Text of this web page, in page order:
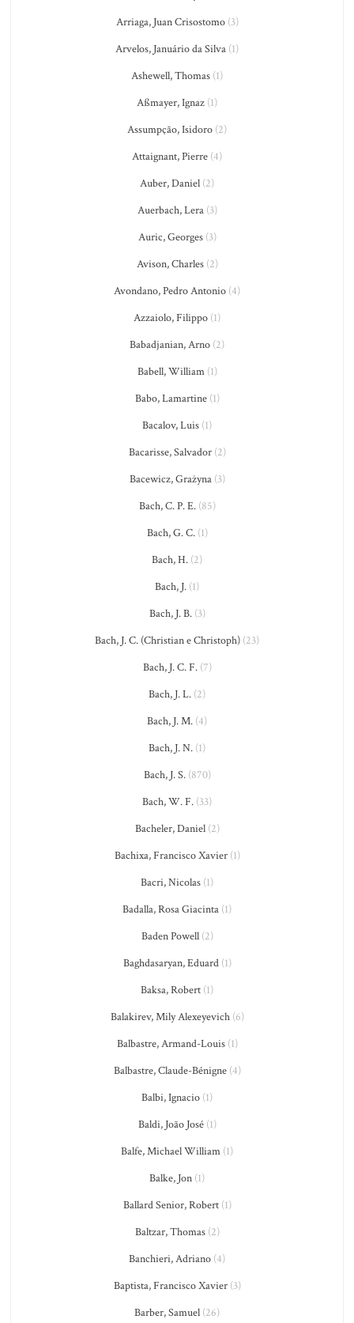
Arriaga, Juan Crisostomo(3)
Arvelos, Januário da Silva (1)
Ashewell, Thomas (1)
Aßmayer, Ignaz (1)
Assumpção, Isidoro (2)
Attaignant, Pierre (4)
Auber, Daniel (2)
Auerbach, Lera(3)
Auric, Georges(3)
Avison, Charles(2)
Avondano, Pedro Antonio (4)
Azzaiolo, Filippo (1)
Babadjanian, Arno (2)
Babell, William(1)
Babo, Lamartine(1)
Bacalov, Luis (1)
Bacarisse, Salvador(2)
Bacewicz, Grażyna(3)
Bach, C. P. E.(85)
Bach, G. C.(1)
Bach, H. (2)
Bach, J. (1)
Bach, J. B.(3)
Bach, J. C. (Christian e Christoph) (23)
Bach, J. C. F.(7)
Bach, J. L. (2)
Bach, J. M. (4)
Bach, J. N. (1)
Bach, J. S.(870)
Bach, W. F. (33)
Bacheler, Daniel(2)
Bachixa, Francisco Xavier(1)
Bacri, Nicolas (1)
Badalla, Rosa Giacinta (1)
Baden Powell(2)
Baghdasaryan, Eduard(1)
Baksa, Robert (1)
Balakirev, Mily Alexeyevich(6)
Balbastre, Armand-Louis(1)
Balbastre, Claude-Bénigne(4)
Balbi, Ignacio (1)
Baldi, João José(1)
Balfe, Michael William (1)
Balke, Jon (1)
Ballard Senior, Robert(1)
Baltzar, Thomas(2)
Banchieri, Adriano (4)
Baptista, Francisco Xavier(3)
Barber, Samuel (26)